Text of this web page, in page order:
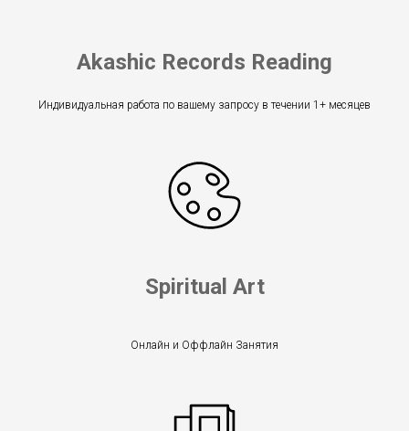
Akashic Records Reading
Индивидуальная работа по вашему запросу в течении 1+ месяцев
Spiritual Art
Онлайн и Оффлайн Занятия